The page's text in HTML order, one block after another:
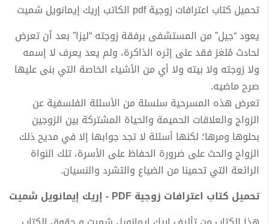
تحميل كتاب اعترافات زوجية pdf الكاتب إريك إيمانويل شميت
يعود “جيل” من المستشفى برفقة زوجته “ليزا” بعد أن تعرض
لحادث مُلغز فقد على إثره الذاكرة، ولم يعد يعرف لا إسمه
ولا زوجته ولا بيته ولا أي من الأشياء الخاصة التي بنى عليها
صرح ماضيه.
تعرض هذه المسرحية سلسلة من الأسئلة الفلسفية عن
الزواج والعلاقات الحميمة والحياة المشتركة بين الزوجين
بحلوها ومرها؛ لكنها أسئلة لا تجد جوابها إلا في مديح ذلك
الزواج والحث على ضرورة الحفاظ على الأسرة، تلك النواة
الرائعة التي تحمينا من الضياع والتشرد والنسيان.
تحميل كتاب اعترافات زوجية PDF - إريك إيمانويل شميت